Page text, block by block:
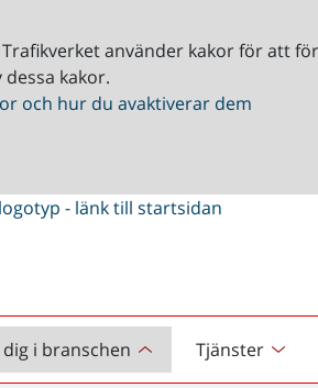
använder kakor för att
kakor.
och hur du avaktiverar dem
dig i branschen Tjänster